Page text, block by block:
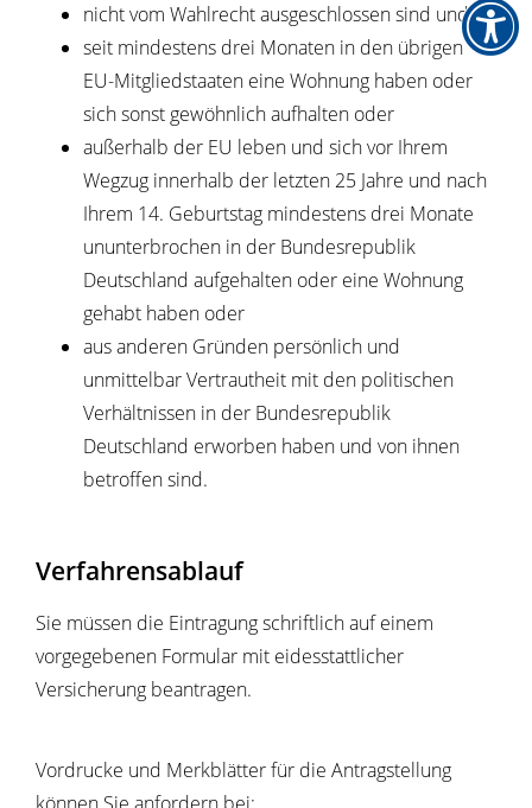
nicht vom Wahlrecht ausgeschlossen sind und
seit mindestens drei Monaten in den übrigen
EU-Mitgliedstaaten eine Wohnung haben oder
sich sonst gewöhnlich aufhalten oder
außerhalb der EU leben und sich vor Ihrem
Wegzug innerhalb der letzten 25 Jahre und nach
Ihrem 14. Geburtstag mindestens drei Monate
ununterbrochen in der Bundesrepublik
Deutschland aufgehalten oder eine Wohnung
gehabt haben oder
aus anderen Gründen persönlich und
unmittelbar Vertrautheit mit den politischen
Verhältnissen in der Bundesrepublik
Deutschland erworben haben und von ihnen
betroffen sind.
Verfahrensablauf
Sie müssen die Eintragung schriftlich auf einem
vorgegebenen Formular mit eidesstattlicher
Versicherung beantragen.
Vordrucke und Merkblätter für die Antragstellung